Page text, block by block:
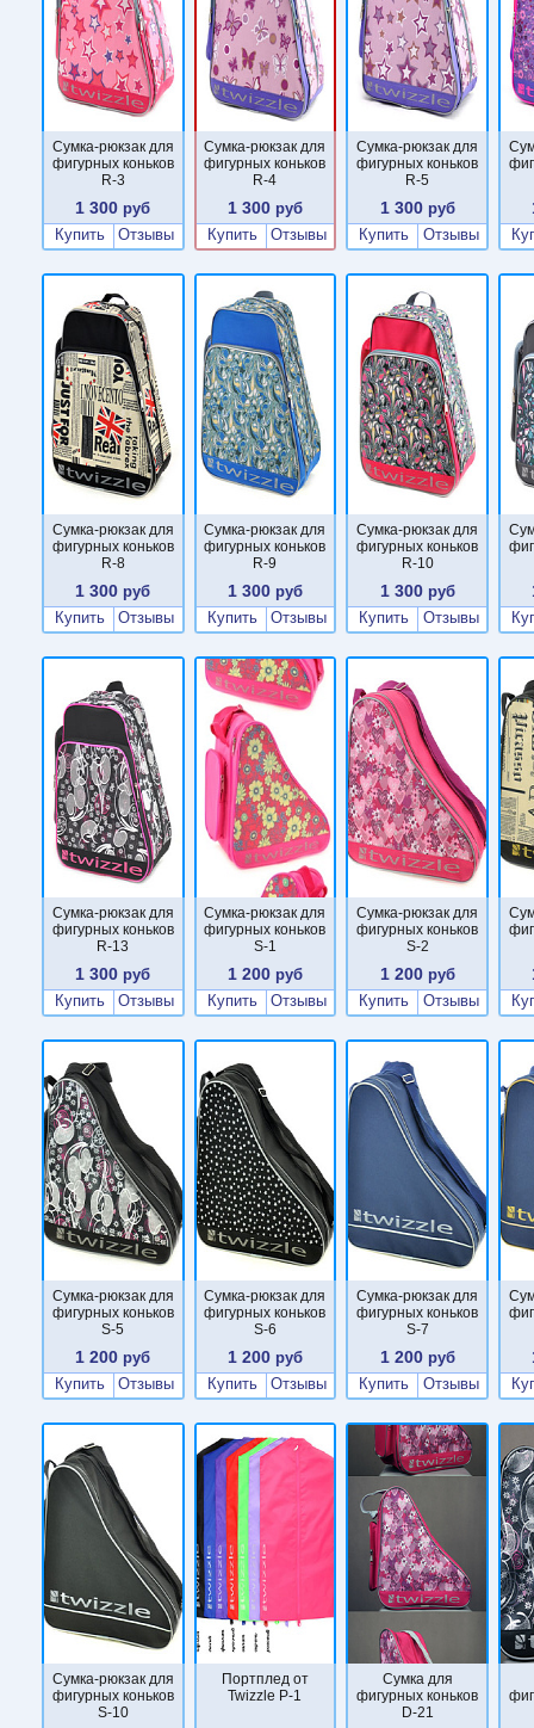
Сумка-рюкзак для
фигурных коньков
R-3
1 300 руб
Купить
Отзывы
Сумка-рюкзак для
фигурных коньков
R-4
1 300 руб
Купить
Отзывы
Сумка-рюкзак для
фигурных коньков
R-5
1 300руб
Купить
Отзывы
Сумка-рюкзак для
фигурных коньков
R-8
1 300 руб
Купить
Отзывы
Сумка-рюкзак для
фигурных коньков
R-9
1 300 руб
Купить
Отзывы
Сумка-рюкзак для
фигурных коньков
R-10
1 300руб
Купить
Отзывы
Сумка-рюкзак для
фигурных коньков
R-13
1 300 руб
Купить
Отзывы
Сумка-рюкзак для
фигурных коньков
S-1
1 200 руб
Купить
Отзывы
Сумка-рюкзак для
фигурных коньков
S-2
1 200руб
Купить
Отзывы
Сумка-рюкзак для
фигурных коньков
S-5
1 200 руб
Купить
Отзывы
Сумка-рюкзак для
фигурных коньков
S-6
1 200 руб
Купить
Отзывы
Сумка-рюкзак для
фигурных коньков
S-7
1 200руб
Купить
Отзывы
Сумка-рюкзак для
фигурных коньков
S-10
Портплед от
Twizzle P-1
Сумка для
фигурных коньков
D-21